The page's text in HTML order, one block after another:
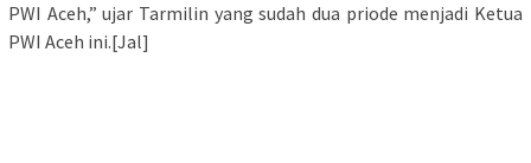
PWI Aceh,” ujar Tarmilin yang sudah dua priode menjadi Ketua
PWI Aceh ini.[Jal]